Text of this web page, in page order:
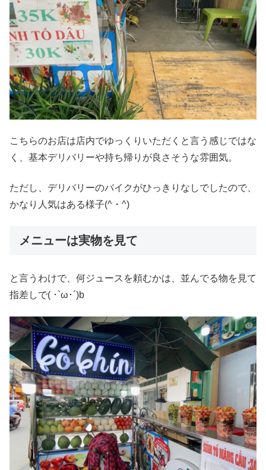
こちらのお店は店内でゆっくりいただくと言う感じではな
く、基本デリバリーや持ち帰りが良さそうな雰囲気。
ただし、デリバリーのバイクがひっきりなしでしたので、
かなり人気はある様子(^・^)
メニューは実物を見て
と言うわけで、何ジュースを頼むかは、並んでる物を見て
指差しで( ･`ω･´)b